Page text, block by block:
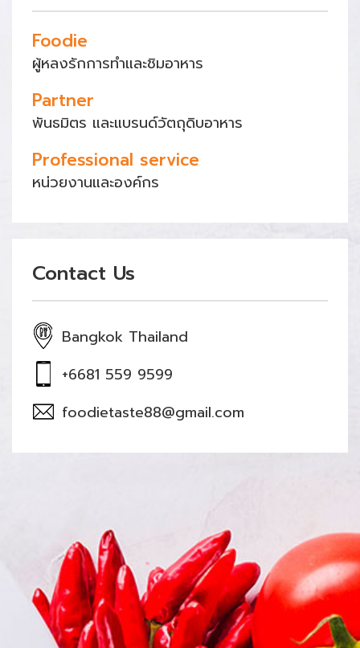
Foodie
ผู้หลงรักการทำและชิมอาหาร
Partner
พันธมิตร และแบรนด์วัตถุดิบอาหาร
Professional service
หน่วยงานและองค์กร
Contact Us
Bangkok Thailand
+6681 559 9599
foodietaste88@gmail.com